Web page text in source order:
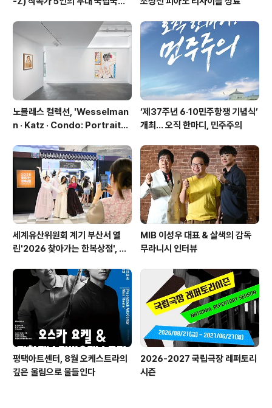
트'
노블레스 컬렉션, 'Wesselman
n · Katz · Condo: Portraits i
‘제37주년 6·10민주항쟁 기념식’
개최… 오직 한마디, 민주주의
세계유산위원회 계기 부산서 열
린'2026 찾아가는 한복상점', 역
MIB 이성우 대표 & 살색의 감독
무라니시 인터뷰
평택아트센터, 8월 오케스트라의
깊은 울림으로 물들인다
2026-2027 국립극장 레퍼토리
시즌